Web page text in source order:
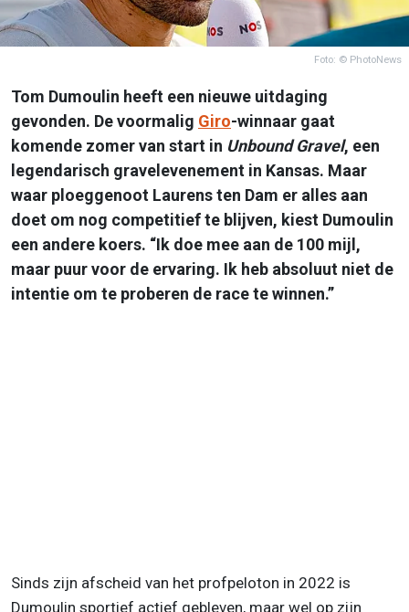
Foto: © PhotoNews
Tom Dumoulin heeft een nieuwe uitdaging
gevonden. De voormalig Giro-winnaar gaat
komende zomer van start in Unbound Gravel, een
legendarisch gravelevenement in Kansas. Maar
waar ploeggenoot Laurens ten Dam er alles aan
doet om nog competitief te blijven, kiest Dumoulin
een andere koers. “Ik doe mee aan de 100 mijl,
maar puur voor de ervaring. Ik heb absoluut niet de
intentie om te proberen de race te winnen.”
Sinds zijn afscheid van het profpeloton in 2022 is
Dumoulin sportief actief gebleven, maar wel op zijn